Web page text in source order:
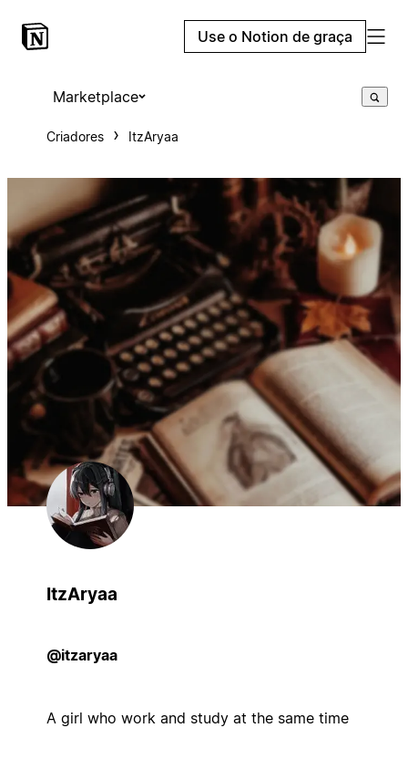
Use o Notion de graça
Marketplace
Criadores ItzAryaa
ItzAryaa
@itzaryaa
A girl who work and study at the same time